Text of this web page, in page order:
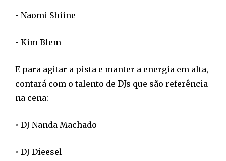
• Naomi Shiine
• Kim Blem
E para agitar a pista e manter a energia em alta,
contará com o talento de DJs que são referência
na cena:
• DJ Nanda Machado
• DJ Dieesel